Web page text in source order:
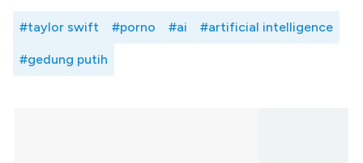
#taylor swift #porno #ai #artificial intelligence
#gedung putih